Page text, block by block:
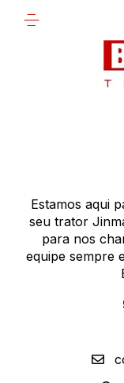
Estamos aqui
seu trator
para nos
equipe sempre